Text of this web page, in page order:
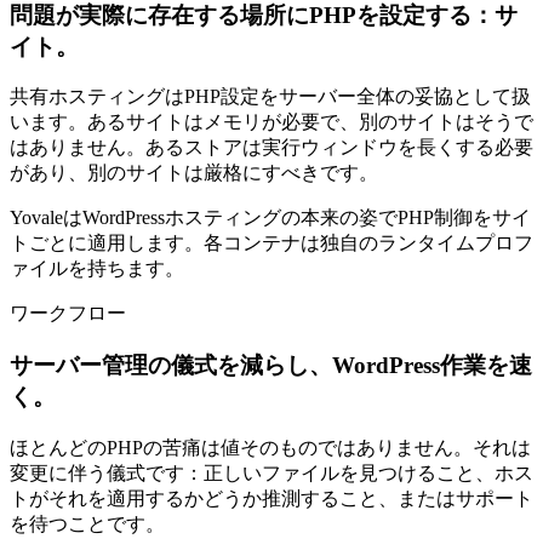
問題が実際に存在する場所にPHPを設定する：サ
イト。
共有ホスティングはPHP設定をサーバー全体の妥協として扱
います。あるサイトはメモリが必要で、別のサイトはそうで
はありません。あるストアは実行ウィンドウを長くする必要
があり、別のサイトは厳格にすべきです。
YovaleはWordPressホスティングの本来の姿でPHP制御をサイ
トごとに適用します。各コンテナは独自のランタイムプロフ
ァイルを持ちます。
ワークフロー
サーバー管理の儀式を減らし、WordPress作業を速
く。
ほとんどのPHPの苦痛は値そのものではありません。それは
変更に伴う儀式です：正しいファイルを見つけること、ホス
トがそれを適用するかどうか推測すること、またはサポート
を待つことです。